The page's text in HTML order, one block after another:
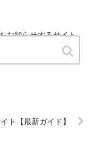
お知らせするサイト
いです！ URL:
ト【最新ガイド】